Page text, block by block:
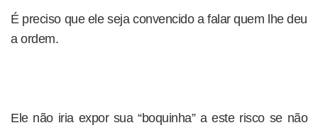
É preciso que ele seja convencido a falar quem lhe deu
a ordem.
Ele não iria expor sua “boquinha” a este risco se não